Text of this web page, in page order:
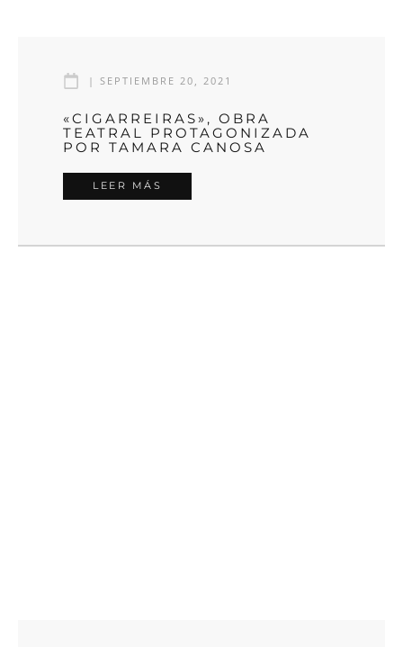
| SEPTIEMBRE 20, 2021
«CIGARREIRAS», OBRA
TEATRAL PROTAGONIZADA
POR TAMARA CANOSA
LEER MÁS